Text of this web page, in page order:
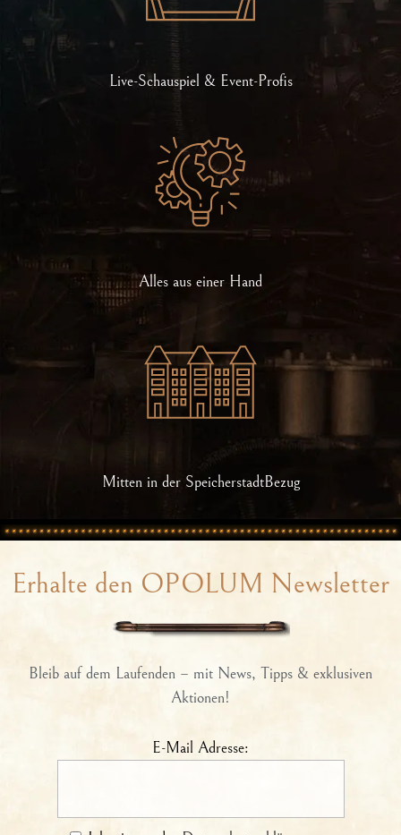
Live-Schauspiel & Event-Profis
Alles aus einer Hand
Mitten in der SpeicherstadtBezug
Erhalte den OPOLUM Newsletter
Bleib auf dem Laufenden – mit News, Tipps & exklusiven
Aktionen!
E-Mail Adresse: